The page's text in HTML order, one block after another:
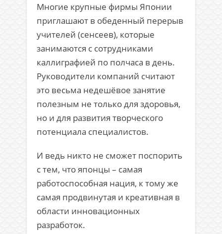
Многие крупные фирмы Японии
приглашают в обеденный перерыв
учителей (сенсеев), которые
занимаются с сотрудниками
каллиграфией по полчаса в день.
Руководители компаний считают
это весьма недешёвое занятие
полезным не только для здоровья,
но и для развития творческого
потенциала специалистов.
И ведь никто не сможет поспорить
с тем, что японцы – самая
работоспособная нация, к тому же
самая продвинутая и креативная в
области инновационных
разработок.